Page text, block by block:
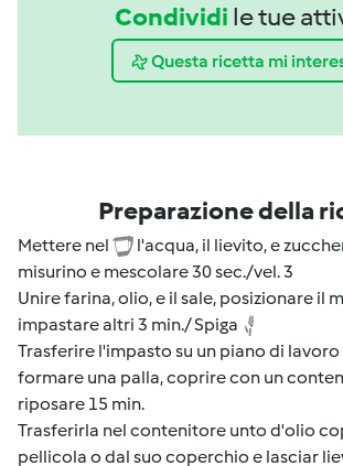
Condividi le tue
Questa ricetta mi
Preparazione della
Mettere nel
l'acqua, il lievito, e
misurino e mescolare 30 sec./vel. 3
Unire farina, olio, e il sale, posizionare il
impastare altri 3 min./ Spiga
Trasferire l'impasto su un piano di
formare una palla, coprire con un
riposare 15 min.
Trasferirla nel contenitore unto d'olio
pellicola o dal suo coperchio e lasciar